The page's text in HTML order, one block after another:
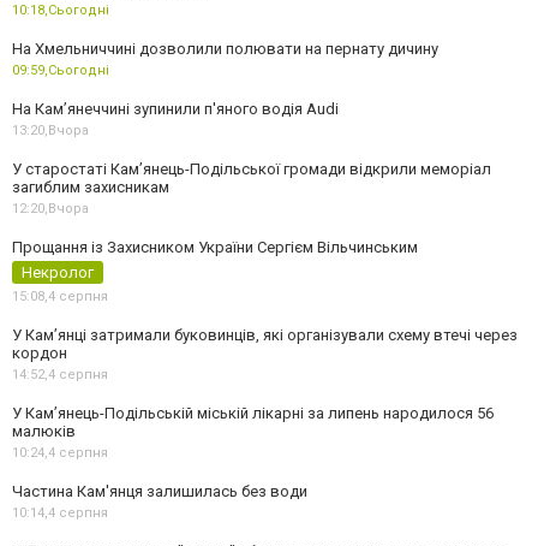
10:18,Сьогодні
На Хмельниччині дозволили полювати на пернату дичину
09:59,Сьогодні
На Камʼянеччині зупинили п'яного водія Audi
13:20,Вчора
У старостаті Кам’янець-Подільської громади відкрили меморіал
загиблим захисникам
12:20,Вчора
Прощання із Захисником України Сергієм Вільчинським
Некролог
15:08,4 серпня
У Кам’янці затримали буковинців, які організували схему втечі через
кордон
14:52,4 серпня
У Кам’янець-Подільській міській лікарні за липень народилося 56
малюків
10:24,4 серпня
Частина Кам'янця залишилась без води
10:14,4 серпня